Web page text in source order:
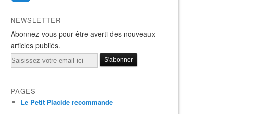
NEWSLETTER
Abonnez-vous pour être averti des nouveaux
articles publiés.
Email
PAGES
Le Petit Placide recommande